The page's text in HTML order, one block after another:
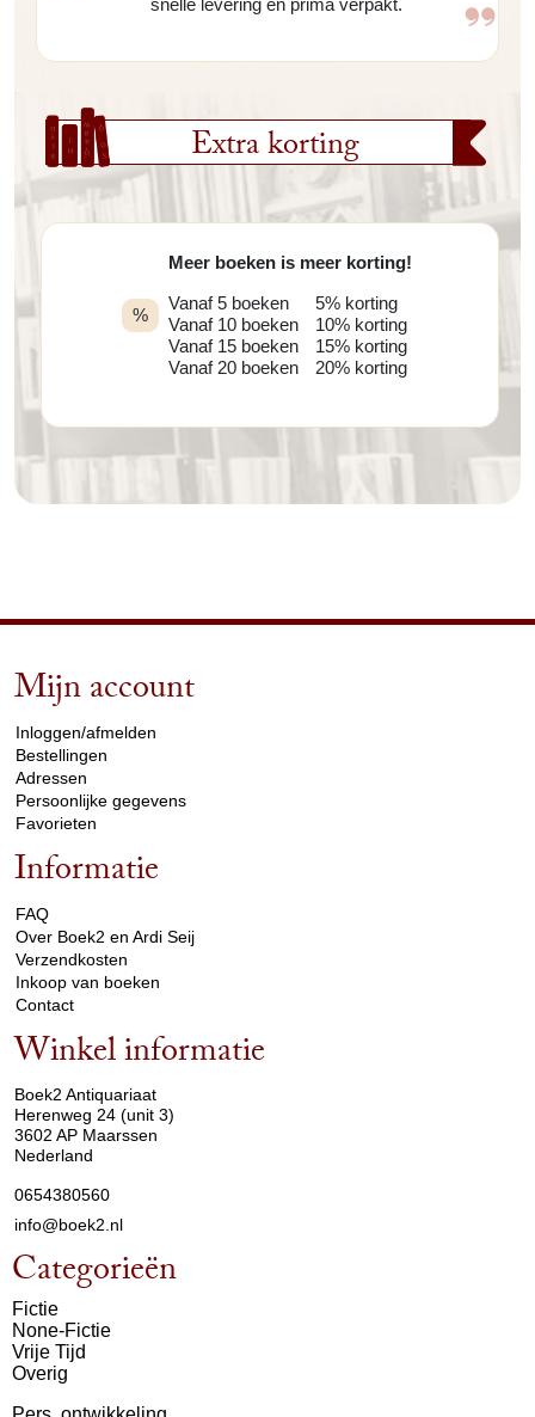
snelle levering en prima verpakt.
Extra korting
%
Meer boeken is meer korting!
Vanaf 5 boeken
Vanaf 10 boeken
Vanaf 15 boeken
Vanaf 20 boeken
5% korting
10% korting
15% korting
20% korting
Mijn account
Inloggen/afmelden
Bestellingen
Adressen
Persoonlijke gegevens
Favorieten
Informatie
FAQ
Over Boek2 en Ardi Seij
Verzendkosten
Inkoop van boeken
Contact
Winkel informatie
Boek2 Antiquariaat
Herenweg 24 (unit 3)
3602 AP Maarssen
Nederland
0654380560
info@boek2.nl
Categorieën
Fictie
None-Fictie
Vrije Tijd
Overig